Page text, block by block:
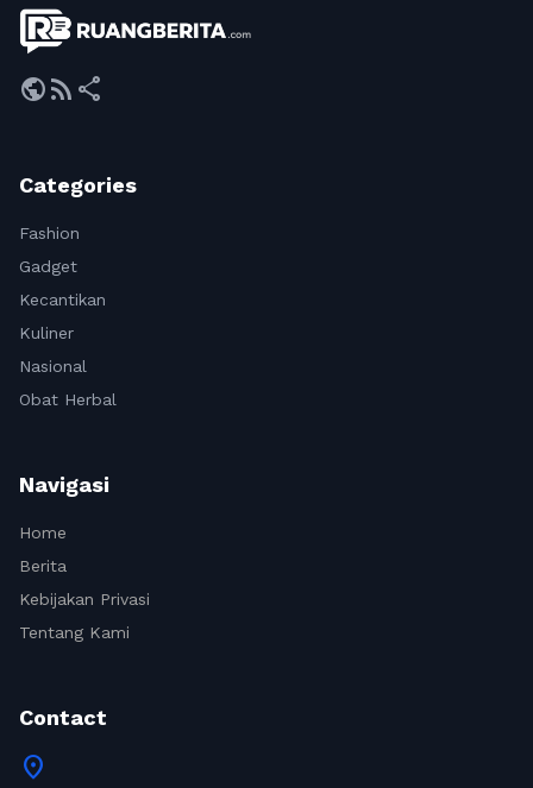
publicrss_feed share
Categories
Fashion
Gadget
Kecantikan
Kuliner
Nasional
Obat Herbal
Navigasi
Home
Berita
Kebijakan Privasi
Tentang Kami
Contact
location_on